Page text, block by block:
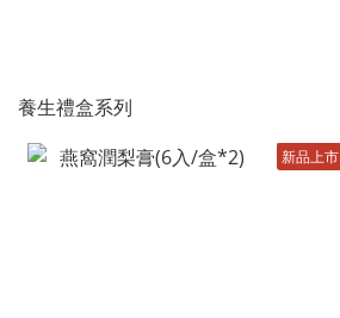
養生禮盒系列
新品上市